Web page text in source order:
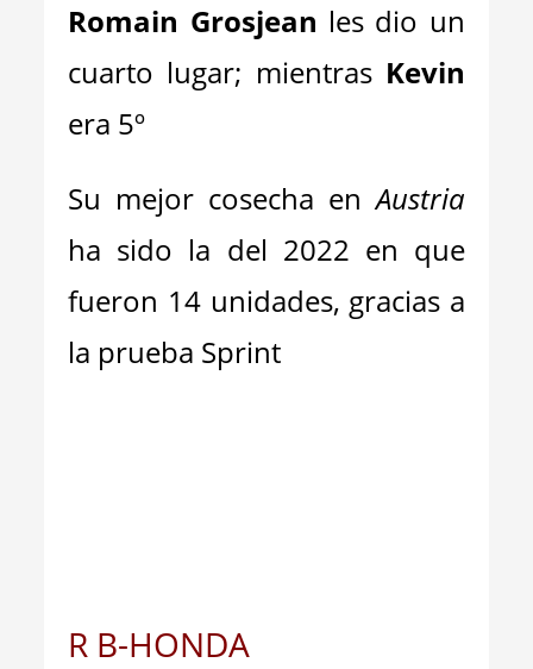
Romain Grosjean les dio un
cuarto lugar; mientras Kevin
era 5º
Su mejor cosecha enAustria
ha sido la del 2022 en que
fueron 14 unidades, gracias a
la prueba Sprint
R B-HONDA